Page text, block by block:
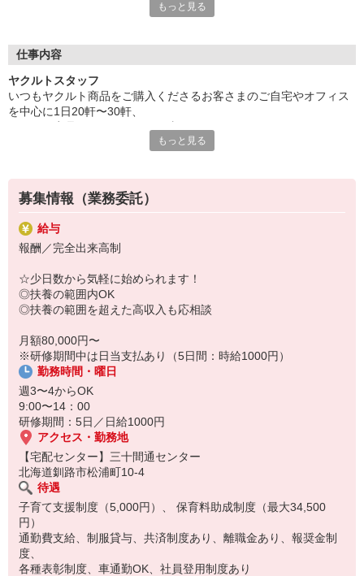
一般の保育園に子どもを預けている方をバックアップ◎
◆急なお休みにもスタッフ同士で快くフォロー
など、働くママの多いヤクルトならではの
仕事×育児のお悩みをスッキリ解決に導きます☆
もっと見る
仕事内容
ヤクルトスタッフ
いつもヤクルト商品をご購入くださるお客さまのご自宅やオフィス
を中心に1日20軒〜30軒、
商品を通じてお客さまとふれあう楽しさ、健康的な生活にお役立ち
す！
〜ヤクルトスタッフの1日〜
2児の母として仕事と家庭の両立をしているHさん。
実際のワークスタイルを、一例としてご紹介いたします！
8:20 宅配センターに到着、お届けの準備
8:30 朝礼が終わったら出発
13:00 お届け修了、翌日準備、集計作業
☆ココがPoint☆
・保育料補助制度があります！
・家事・夕食の支度なども余裕をもってできます！
もっと見る
募集情報（業務委託）
給与
報酬／完全出来高制
☆少日数から気軽に始められます！
◎扶養の範囲内OK
◎扶養の範囲を超えた高収入も応相談
月額80,000円〜
※研修期間中は日当支払あり（5日間：時給1000円）
勤務時間・曜日
週3〜4からOK
9:00〜14：00
研修期間：5日／日給1000円
アクセス・勤務地
【宅配センター】三十間通センター
北海道釧路市松浦町10-4
待遇
子育て支援制度（5,000円）、 保育料助成制度（最大34,500
円）
通勤費支給、制服貸与、共済制度あり、離職金あり、報奨金制
度、
各種表彰制度、車通勤OK、社員登用制度あり